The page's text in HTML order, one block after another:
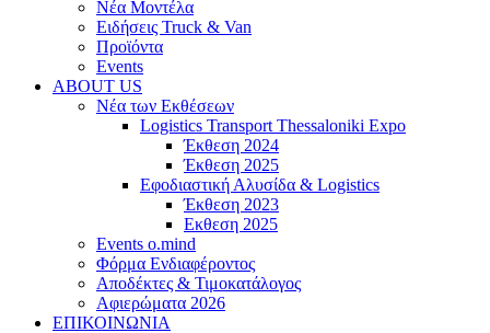
Νέα Μοντέλα
Ειδήσεις Truck & Van
Προϊόντα
Events
ABOUT US
Νέα των Εκθέσεων
Logistics Transport Thessaloniki Expo
Έκθεση 2024
Έκθεση 2025
Εφοδιαστική Αλυσίδα & Logistics
Έκθεση 2023
Εκθεση 2025
Events o.mind
Φόρμα Ενδιαφέροντος
Αποδέκτες & Τιμοκατάλογος
Αφιερώματα 2026
ΕΠΙΚΟΙΝΩΝΙΑ